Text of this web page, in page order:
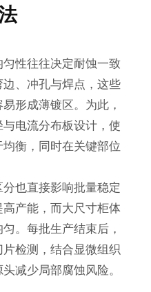
性往往决定耐蚀一致
、冲孔与焊点，这些
形成薄镀区。为此，
电流分布板设计，使
衡，同时在关键部位
也直接影响批量稳定
产能，而大尺寸柜体
。每批生产结束后，
检测，结合显微组织
减少局部腐蚀风险。